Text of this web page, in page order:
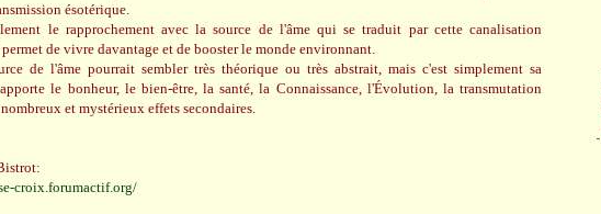
ésotérique.
le rapprochement avec la source de l'âme qui se traduit par cette canalisation
de vivre davantage et de booster le monde environnant.
de l'âme pourrait sembler très théorique ou très abstrait, mais c'est simplement sa
le bonheur, le bien-être, la santé, la Connaissance, l'Évolution, la transmutation
et mystérieux effets secondaires.
croix.forumactif.org/